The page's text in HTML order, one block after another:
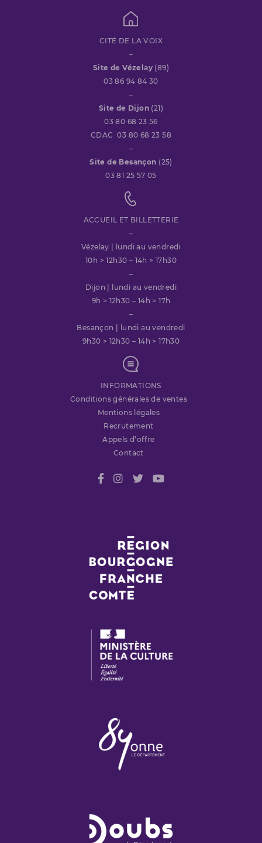
CITÉ DE LA VOIX
–
Site de Vézelay (89)
03 86 94 84 30
–
Site de Dijon (21)
03 80 68 23 56
CDAC 03 80 68 23 58
–
Site de Besançon (25)
03 81 25 57 05
ACCUEIL ET BILLETTERIE
–
Vézelay | lundi au vendredi
10h > 12h30 – 14h > 17h30
–
Dijon | lundi au vendredi
9h > 12h30 – 14h > 17h
–
Besançon | lundi au vendredi
9h30 > 12h30 – 14h > 17h30
INFORMATIONS
Conditions générales de ventes
Mentions légales
Recrutement
Appels d’offre
Contact